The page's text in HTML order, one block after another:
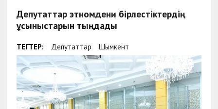
Депутаттар этномәдени бірлестіктердің
ұсыныстарын тыңдады
ТЕГТЕР: Депутаттар Шымкент